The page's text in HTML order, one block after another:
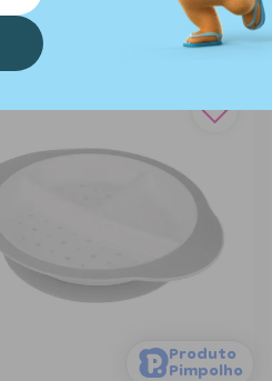
Produto
Pimpolho